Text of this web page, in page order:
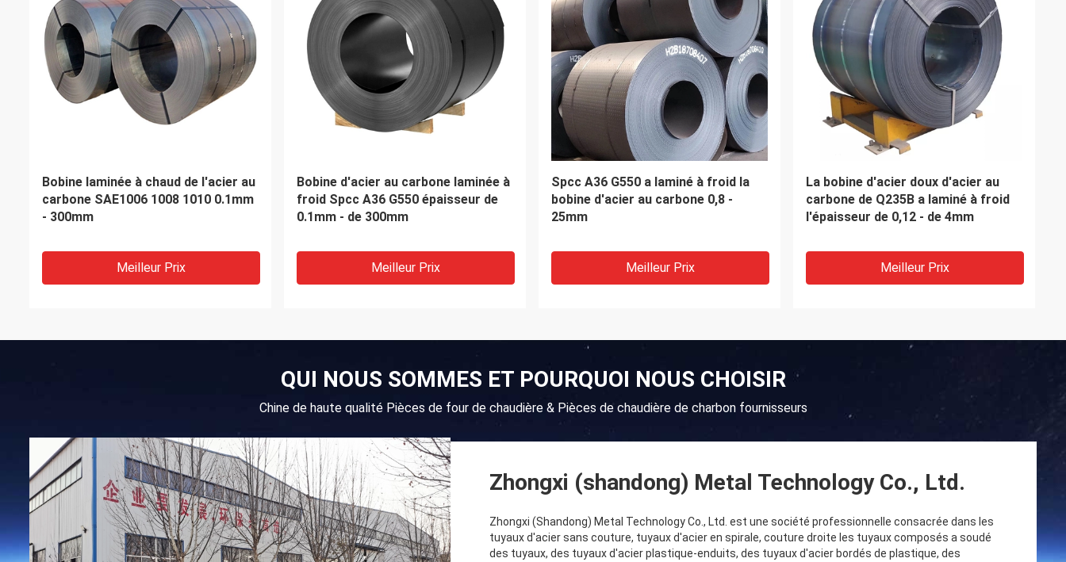
U forment la pile de tôle d'acier
pour la construction SY390 Q345B
Meilleur Prix
ASTM A29 50Cr A20502, tuyau sans
couture d'alliage du carbone 5150
en acier étiré à froid
Meilleur Prix
Le rond de tuyaux d'acier au
carbone d'ASTM A106 SCH40 a
laminé à froid
Meilleur Prix
Mme Carbon Steel Coil de Q345A
Q345B Q345C Q345D Q345E
Meilleur Prix
QUI NOUS SOMMES ET POURQUOI NOUS CHOISIR
Chine de haute qualité Pièces de four de chaudière & Pièces de chaudière de charbon fournisseurs
Zhongxi (shandong) Metal Technology Co., Ltd.
Zhongxi (Shandong) Metal Technology Co., Ltd. est une société professionnelle consacrée dans les
tuyaux d'acier sans couture, tuyaux d'acier en spirale, couture droite les tuyaux composés a soudé
des tuyaux, des tuyaux d'acier plastique-enduits, des tuyaux d'acier bordés de plastique, des